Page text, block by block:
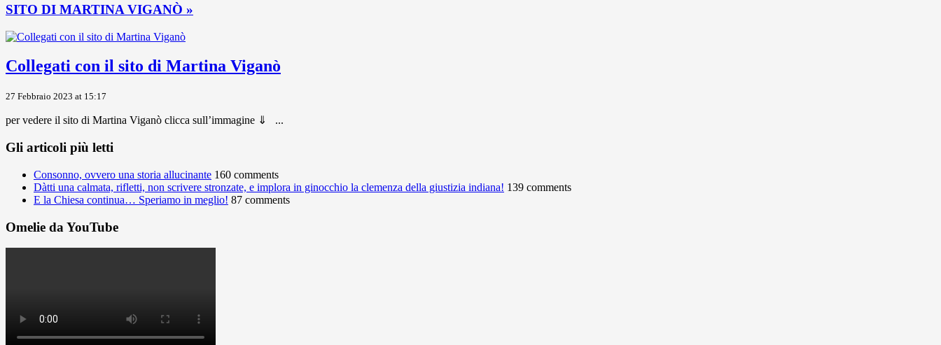
SITO DI MARTINA VIGANÒ »
Collegati con il sito di Martina Viganò
27 Febbraio 2023 at 15:17
per vedere il sito di Martina Viganò clicca sull’immagine ⇓ ...
Gli articoli più letti
Consonno, ovvero una storia allucinante 160 comments
Dàtti una calmata, rifletti, non scrivere stronzate, e implora in ginocchio la clemenza della giustizia indiana! 139 comments
E la Chiesa continua… Speriamo in meglio! 87 comments
Omelie da YouTube